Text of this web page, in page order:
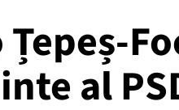
Țepeș-
al